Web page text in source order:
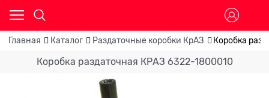
Главная Каталог Раздаточные коробки КрАЗ Коробка
Коробка раздаточная КРАЗ 6322-1800010